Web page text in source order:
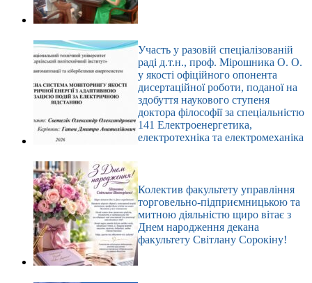
Участь у разовій спеціалізованій
раді д.т.н., проф. Мірошника О. О.
у якості офіційного опонента
дисертаційної роботи, поданої на
здобуття наукового ступеня
доктора філософії за спеціальністю
141 Електроенергетика,
електротехніка та електромеханіка
Колектив факультету управління
торговельно-підприємницькою та
митною діяльністю щиро вітає з
Днем народження декана
факультету Світлану Сорокіну!